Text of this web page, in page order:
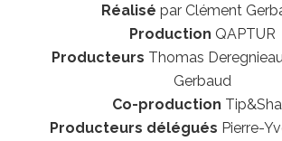
Réalisé par Clément
Production QAPTUR
Producteurs Thomas
Gerbaud
Co-production
Producteurs délégués Pierre-